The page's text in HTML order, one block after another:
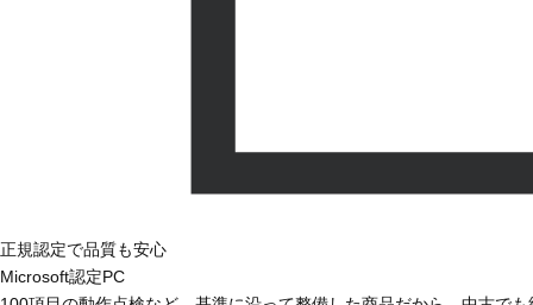
正規認定で品質も安心
Microsoft認定PC